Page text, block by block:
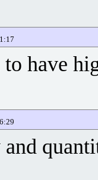
have